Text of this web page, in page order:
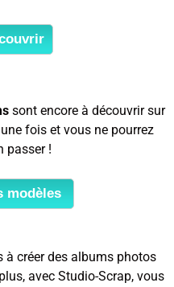
sont encore à découvrir sur
fois et vous ne pourrez
passer !
modèles
à créer des albums photos
avec Studio-Scrap, vous